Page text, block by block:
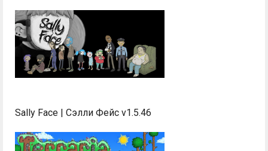
Sally Face | Сэлли Фейс v1.5.46